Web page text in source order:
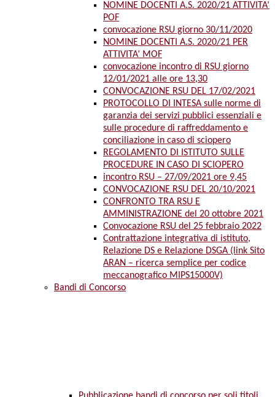
NOMINE DOCENTI A.S. 2020/21 ATTIVITA’
POF
convocazione RSU giorno 30/11/2020
NOMINE DOCENTI A.S. 2020/21 PER
ATTIVITA’ MOF
convocazione incontro di RSU giorno
12/01/2021 alle ore 13,30
CONVOCAZIONE RSU DEL 17/02/2021
PROTOCOLLO DI INTESA sulle norme di
garanzia dei servizi pubblici essenziali e
sulle procedure di raffreddamento e
conciliazione in caso di sciopero
REGOLAMENTO DI ISTITUTO SULLE
PROCEDURE IN CASO DI SCIOPERO
incontro RSU – 27/09/2021 ore 9,45
CONVOCAZIONE RSU DEL 20/10/2021
CONFRONTO TRA RSU E
AMMINISTRAZIONE del 20 ottobre 2021
Convocazione RSU del 25 febbraio 2022
Contrattazione integrativa di istituto,
Relazione DS e Relazione DSGA (link Sito
ARAN – ricerca semplice per codice
meccanografico MIPS15000V)
Bandi di Concorso